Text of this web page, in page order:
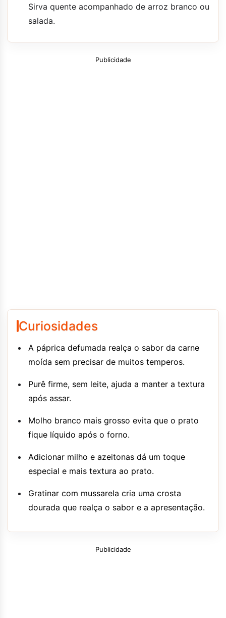
Sirva quente acompanhado de arroz branco ou
salada.
Publicidade
Curiosidades
A páprica defumada realça o sabor da carne
moída sem precisar de muitos temperos.
Purê firme, sem leite, ajuda a manter a textura
após assar.
Molho branco mais grosso evita que o prato
fique líquido após o forno.
Adicionar milho e azeitonas dá um toque
especial e mais textura ao prato.
Gratinar com mussarela cria uma crosta
dourada que realça o sabor e a apresentação.
Publicidade